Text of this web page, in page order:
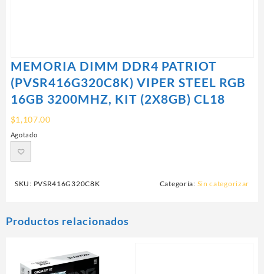
MEMORIA DIMM DDR4 PATRIOT
(PVSR416G320C8K) VIPER STEEL RGB
16GB 3200MHZ, KIT (2X8GB) CL18
$1,107.00
Agotado
SKU: PVSR416G320C8K Categoría: Sin categorizar
Productos relacionados